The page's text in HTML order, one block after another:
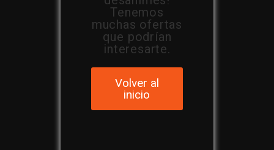
Tenemos
muchas ofertas
que podrían
interesarte.
Volver al
inicio